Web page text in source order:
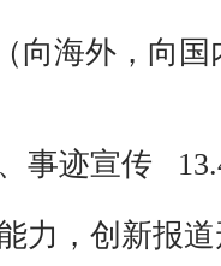
海外，向国
事迹宣传
，创新报道